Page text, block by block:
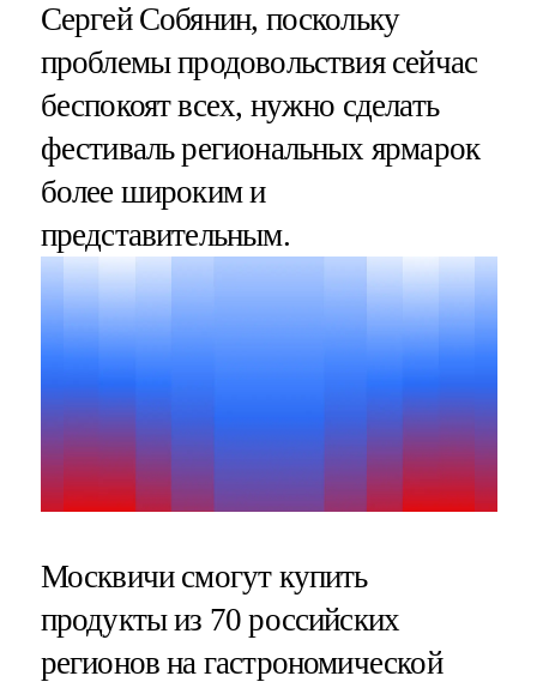
Сергей Собянин, поскольку
проблемы продовольствия сейчас
беспокоят всех, нужно сделать
фестиваль региональных ярмарок
более широким и
представительным.
Москвичи смогут купить
продукты из 70 российских
регионов на гастрономической